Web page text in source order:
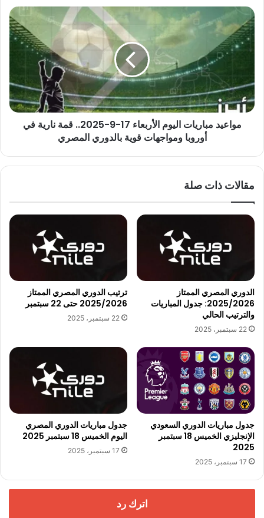
مواعيد
مباريات
اليوم
الأربعاء
2025..
قمة
نارية
المصري
مواعيد مباريات اليوم الأربعاء 17-9-2025.. قمة نارية في
أوروبا ومواجهات قوية بالدوري المصري
مقالات ذات صلة
الدوري المصري الممتاز
2025/2026: جدول المباريات
والترتيب الحالي
22 سبتمبر، 2025
ترتيب الدوري المصري الممتاز
2025/2026 حتى 22 سبتمبر
22 سبتمبر، 2025
جدول مباريات الدوري السعودي
الإنجليزي الخميس 18 سبتمبر
2025
17 سبتمبر، 2025
جدول مباريات الدوري المصري
اليوم الخميس 18 سبتمبر 2025
17 سبتمبر، 2025
اترك رد